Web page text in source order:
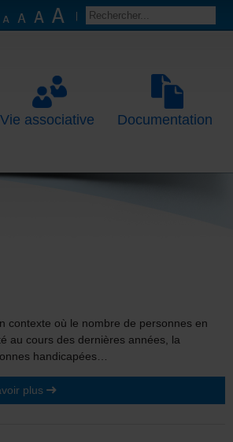
Vie associative Documentation
où le nombre de personnes en
au cours des dernières années, la
handicapées…
plus